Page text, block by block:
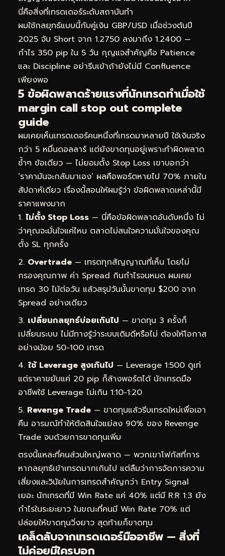
นี่คือสิ่งที่เทรดเดอร์ระดับสถาบันทำ
ผมใช้กลยุทธ์แบบนี้กับคู่เงิน GBP/USD เมื่อช่วงต้นปี
2025 จับ Short จาก 1.2750 ลงมาถึง 1.2400 —
กำไร 350 pip ใน 5 วัน กุญแจสำคัญคือ Patience
และ Discipline อย่ารีบเข้าถ้ายังไม่มี Confluence
เพียงพอ
5 ข้อผิดพลาดร้ายแรงที่นักเทรดทำเมื่อใช้
margin call stop out complete
guide
ผมเคยเห็นเทรดเดอร์คนหนึ่งที่เทรดมาหลายปี ใช้เงินจริง
กว่า 5 หมื่นดอลลาร์ แต่ยังขาดทุนอยู่เพราะทำผิดพลาด
ซ้ำๆ ข้อเดียว — ไม่ยอมตั้ง Stop Loss เขาบอกว่า
‘ราคามันจะกลับมาเอง’ ผลคือพอร์ตหายไป 70% ภายใน
สัปดาห์เดียว เรื่องนี้สอนให้ผมรู้ว่า ข้อผิดพลาดเหล่านี้มี
ราคาแพงมาก
ไม่ตั้ง Stop Loss — นี่คือข้อผิดพลาดอันดับหนึ่ง ไม่
ว่าคุณจะมั่นใจแค่ไหน ตลาดไม่สนใจความมั่นใจของคุณ
ตั้ง SL ทุกครั้ง
Overtrade — เทรดทุกสัญญาณที่เห็น โดยไม่
กรองคุณภาพ ค่า Spread กินกำไรจนหมด ผมเคย
เทรด 30 ไม้ต่อวัน แล้วสรุปวันนั้นขาดทุน $200 จาก
Spread อย่างเดียว
เปลี่ยนกลยุทธ์บ่อยเกินไป — ขาดทุน 3 ครั้งก็
เปลี่ยนระบบ ไม่มีทางรู้ว่าระบบเดิมดีหรือไม่ ต้องให้โอกาส
อย่างน้อย 50-100 เทรด
ใช้ Leverage สูงเกินไป — Leverage 1:500 ดูเท่
แต่ราคาขยับแค่ 20 pip ก็ล้างพอร์ตได้ นักเทรดมือ
อาชีพใช้ Leverage ไม่เกิน 1:10-1:20
Revenge Trade — ขาดทุนแล้วรีบเทรดใหม่เพื่อเอา
คืน อารมณ์ทำให้ตัดสินใจแย่ลง 90% ของ Revenge
Trade จบด้วยการขาดทุนเพิ่ม
ตรงนี้แหละที่คนส่วนใหญ่พลาด — พวกเขาโฟกัสที่การ
หากลยุทธ์เข้าเทรดมากเกินไป แต่ลืมว่าการจัดการความ
เสี่ยงและวินัยในการเทรดสำคัญกว่า Entry Signal
เยอะ นักเทรดที่มี Win Rate แค่ 40% แต่มี R:R 1:3 ยัง
กำไรในระยะยาว ในขณะที่คนมี Win Rate 70% แต่
ปล่อยให้ขาดทุนวิ่งยาว สุดท้ายก็ขาดทุน
เคล็ดลับจากเทรดเดอร์มืออาชีพ — สิ่งที่
ไม่ค่อยมีใครบอก